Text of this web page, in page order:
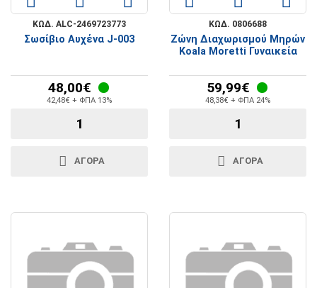
ΚΩΔ. ALC-2469723773
Σωσίβιο Αυχένα J-003
48,00€
42,48€ + ΦΠΑ 13%
ΑΓΟΡΑ
ΚΩΔ. 0806688
Ζώνη Διαχωρισμού Μηρών
Koala Moretti Γυναικεία
59,99€
48,38€ + ΦΠΑ 24%
ΑΓΟΡΑ